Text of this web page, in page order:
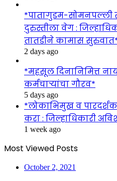
*पातागुडम-सोमनपल्ली
दुरुस्तीला वेग :
तातडीने कामास
2 days ago
*महसूल दिनानिमित्त
कर्मचाऱ्यांचा गौरव*
5 days ago
*लोकाभिमुख व
करा : जिल्हाधिकारी
1 week ago
Most Viewed Posts
October 2, 2021